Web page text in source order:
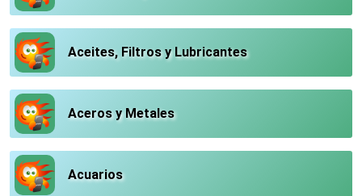
Aceites, Filtros y Lubricantes
Aceros y Metales
Acuarios